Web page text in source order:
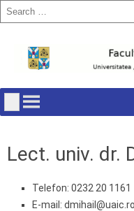
content
Lect. univ. dr.
Telefon: 0232 20 1161
E-mail: dmihail@uaic.ro